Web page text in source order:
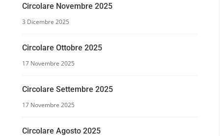
Circolare Novembre 2025
3 Dicembre 2025
Circolare Ottobre 2025
17 Novembre 2025
Circolare Settembre 2025
17 Novembre 2025
Circolare Agosto 2025